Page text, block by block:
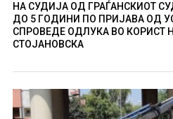
НА СУДИЈА ОД ГРАЃАНСКИОТ
ДО 5 ГОДИНИ ПО ПРИЈАВА ОД
СПРОВЕДЕ ОДЛУКА ВО КОРИСТ
СТОЈАНОВСКА